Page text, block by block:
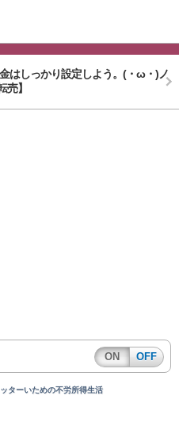
はしっかり設定しよう。(・ω・)ノ
売】
ON OFF
ターいための不労所得生活